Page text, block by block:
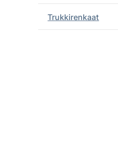
Trukkirenkaat